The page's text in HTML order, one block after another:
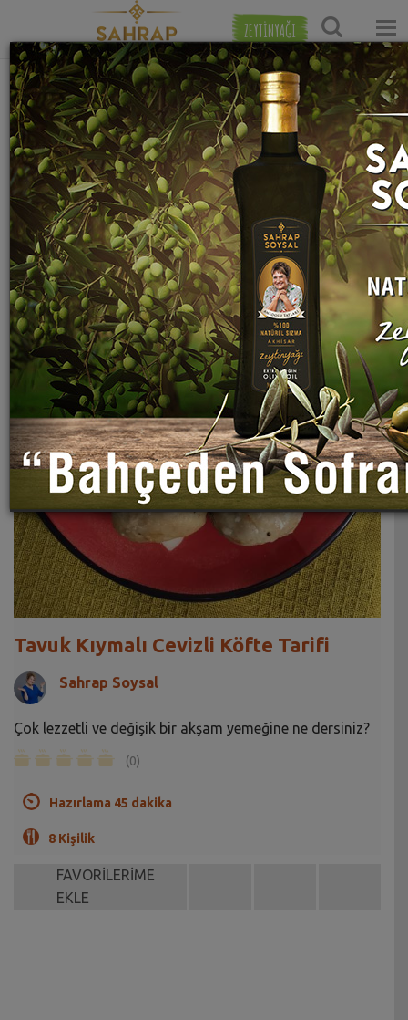
ZEYTİNYAĞI
Ana Sayfa İftar Menüleri Ana Yemekler
Tavuk Kıymalı Cevizli Köfte Tarifi
Sahrap Soysal
Çok lezzetli ve değişik bir akşam yemeğine ne dersiniz?
(0)
Hazırlama 45 dakika
8 Kişilik
FAVORİLERİME
EKLE